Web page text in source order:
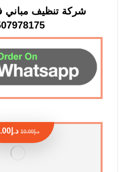
شركة تنظيف مباني
د.إ10.00 د.إ